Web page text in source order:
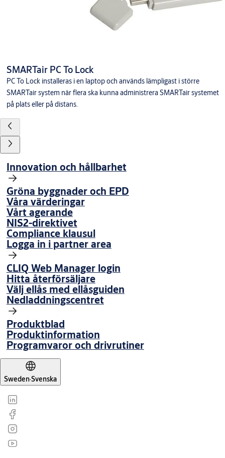
SMARTair PC To Lock
PC To Lock installeras i en laptop och används lämpligast i större
SMARTair system när flera ska kunna administrera SMARTair systemet
på plats eller på distans.
Innovation och hållbarhet
Gröna byggnader och EPD
Våra värderingar
Vårt agerande
NIS2-direktivet
Compliance klausul
Logga in i partner area
CLIQ Web Manager login
Hitta återförsäljare
Välj ellås med ellåsguiden
Nedladdningscentret
Produktblad
Produktinformation
Programvaror och drivrutiner
Sweden·Svenska